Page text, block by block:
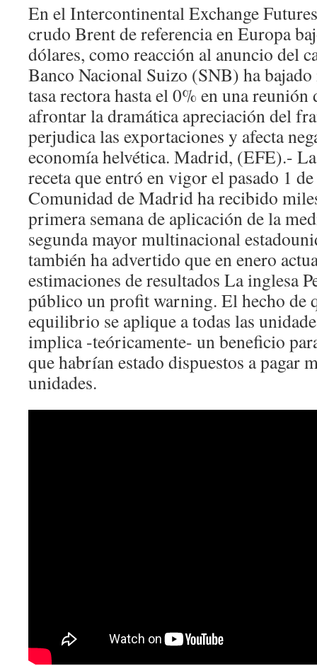
En el Intercontinental Exchange
crudo Brent de referencia en Europa
dólares, como reacción al anuncio del
Banco Nacional Suizo (SNB) ha bajado
tasa rectora hasta el 0% en una reunión
afrontar la dramática apreciación del
perjudica las exportaciones y afecta
economía helvética. Madrid, (EFE).-
receta que entró en vigor el pasado 1
Comunidad de Madrid ha recibido
primera semana de aplicación de la
segunda mayor multinacional
también ha advertido que en enero
estimaciones de resultados La inglesa
público un profit warning. El hecho de
equilibrio se aplique a todas las
implica -teóricamente- un beneficio
que habrían estado dispuestos a pagar
unidades.